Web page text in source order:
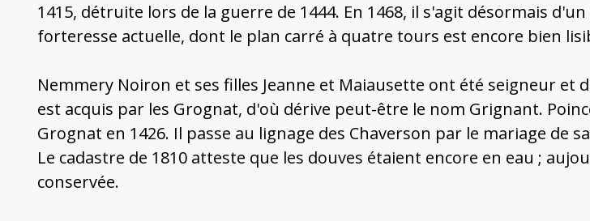
1415, détruite lors de la guerre de 1444. En 1468, il s'agit désormais
forteresse actuelle, dont le plan carré à quatre tours est encore bien
Nemmery Noiron et ses filles Jeanne et Maiausette ont été seigneur et
est acquis par les Grognat, d'où dérive peut-être le nom Grignant.
Grognat en 1426. Il passe au lignage des Chaverson par le mariage de
Le cadastre de 1810 atteste que les douves étaient encore en eau ;
conservée.